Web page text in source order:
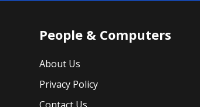
People & Computers
About Us
Privacy Policy